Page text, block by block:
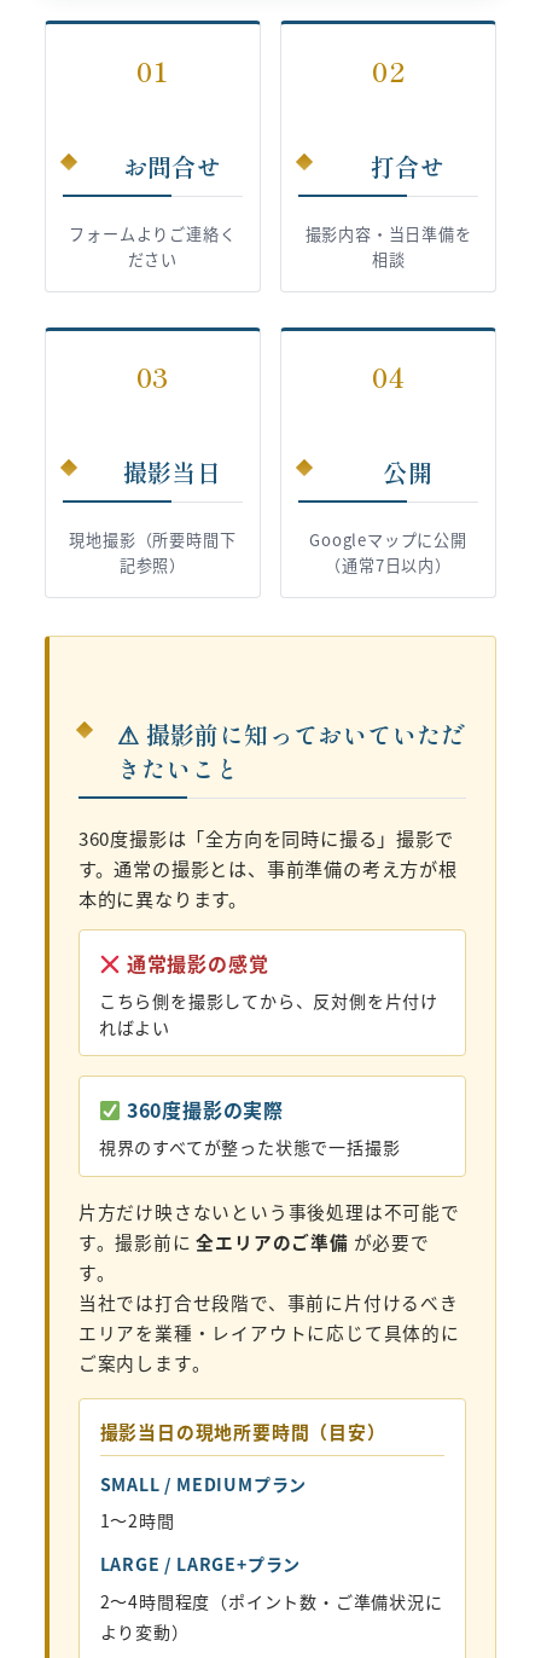
01
お問合せ
フォームよりご連絡く
ださい
02
打合せ
撮影内容・当日準備を
相談
03
撮影当日
現地撮影（所要時間下
記参照）
04
公開
Googleマップに公開
（通常7日以内）
⚠ 撮影前に知っておいていただ
きたいこと
360度撮影は「全方向を同時に撮る」撮影で
す。通常の撮影とは、事前準備の考え方が根
本的に異なります。
通常撮影の感覚
こちら側を撮影してから、反対側を片付け
ればよい
360度撮影の実際
視界のすべてが整った状態で一括撮影
片方だけ映さないという事後処理は不可能で
す。撮影前に全エリアのご準備 が必要で
す。
当社では打合せ段階で、事前に片付けるべき
エリアを業種・レイアウトに応じて具体的に
ご案内します。
撮影当日の現地所要時間（目安）
SMALL / MEDIUMプラン
1〜2時間
LARGE / LARGE+プラン
2〜4時間程度（ポイント数・ご準備状況に
より変動）